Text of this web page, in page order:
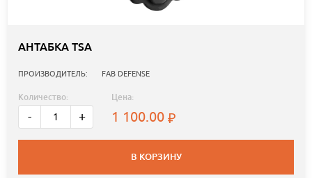
АНТАБКА TSA
ПРОИЗВОДИТЕЛЬ: FAB DEFENSE
Количество:
- +
Цена:
1 100.00
В КОРЗИНУ